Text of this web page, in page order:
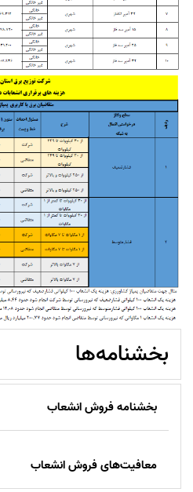
بخشنامه‌ها
بخشنامه فروش انشعاب
معافیت‌های فروش انشعاب